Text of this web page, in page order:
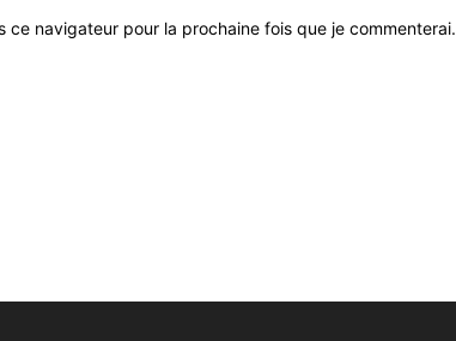
ce navigateur pour la prochaine fois que je commenterai.